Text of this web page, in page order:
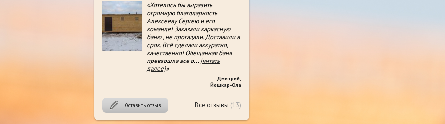
«Хотелось бы выразить
огромную благодарность
Алексееву Сергею и его
команде! Заказали каркасную
баню , не прогадали. Доставили в
срок. Всё сделали аккуратно,
качественно! Обещанная баня
превзошла все о...[читать
далее]»
Дмитрий
Йошкар-Ола
Оставить отзыв Все отзывы (13)